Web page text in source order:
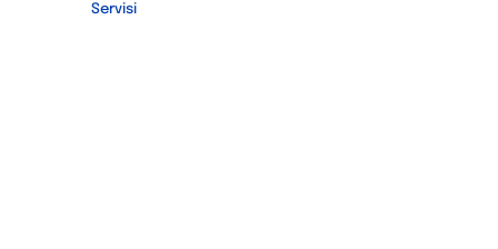
Servisi